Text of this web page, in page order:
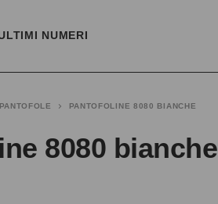
NUMERI
PANTOFOLE PANTOFOLINE 8080 BIANCHE
8080 bianche